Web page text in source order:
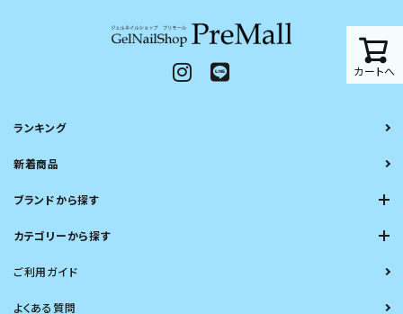
カートへ
ランキング
新着商品
ブランドから探す
カテゴリーから探す
ご利用ガイド
よくある質問